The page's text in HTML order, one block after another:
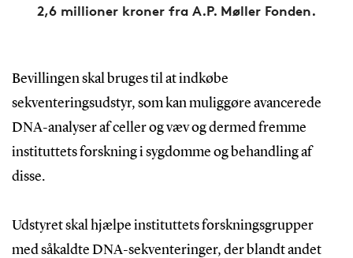
2,6 millioner kroner fra A.P. Møller Fonden.
Bevillingen skal bruges til at indkøbe
sekventeringsudstyr, som kan muliggøre avancerede
DNA-analyser af celler og væv og dermed fremme
instituttets forskning i sygdomme og behandling af
disse.
Udstyret skal hjælpe instituttets forskningsgrupper
med såkaldte DNA-sekventeringer, der blandt andet